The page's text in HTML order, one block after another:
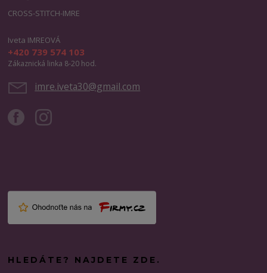
HLEDÁTE? NAJDETE ZDE.
CROSS-STITCH-IMRE
Iveta IMREOVÁ
+420 739 574 103
Zákaznická linka 8-20 hod.
imre.iveta30@gmail.com